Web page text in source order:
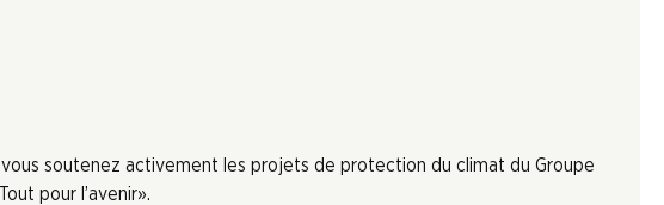
soutenez activement les projets de protection du climat du Groupe
pour l’avenir».